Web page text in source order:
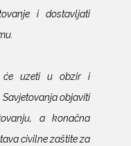
i dostavljati
će uzeti u obzir i
objaviti
a konačna
civilne zaštite za